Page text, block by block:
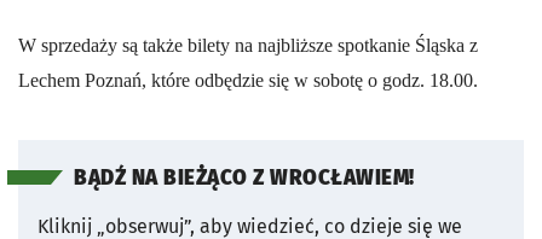
W sprzedaży są także bilety na najbliższe spotkanie Śląska z
Lechem Poznań, które odbędzie się w sobotę o godz. 18.00.
BĄDŹ NA BIEŻĄCO Z WROCŁAWIEM!
Kliknij „obserwuj”, aby wiedzieć, co dzieje się we